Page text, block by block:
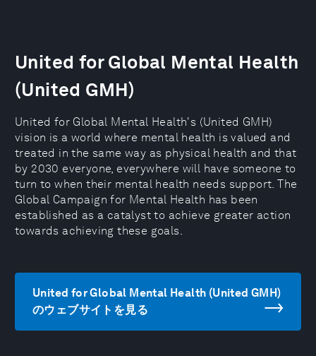
United for Global Mental Health
(United GMH)
United for Global Mental Health's (United GMH)
vision is a world where mental health is valued and
treated in the same way as physical health and that
by 2030 everyone, everywhere will have someone to
turn to when their mental health needs support. The
Global Campaign for Mental Health has been
established as a catalyst to achieve greater action
towards achieving these goals.
United for Global Mental Health (United GMH)
のウェブサイトを見る